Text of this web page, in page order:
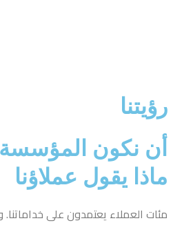
رؤيتنا
أن نكون المؤسسة
ماذا يقول عملاؤنا
مئات العملاء يعتمدون على